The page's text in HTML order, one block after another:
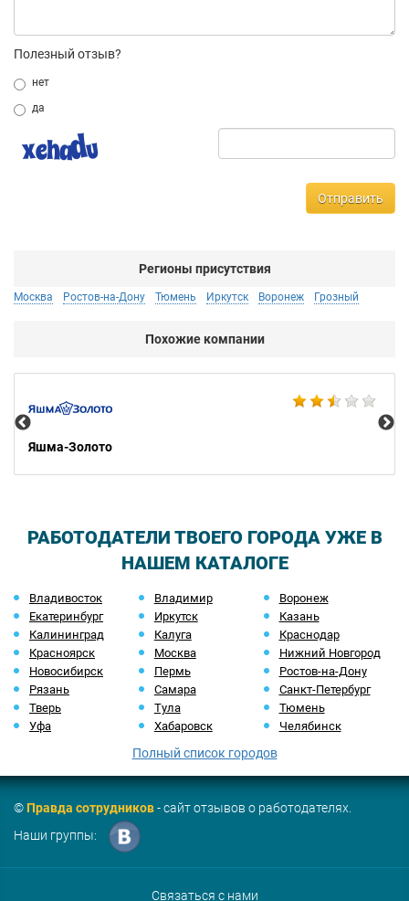
Полезный отзыв?
нет
да
Отправить
Регионы присутствия
Москва Ростов-на-Дону Тюмень Иркутск Воронеж Грозный
Похожие компании
Яшма-Золото
РАБОТОДАТЕЛИ ТВОЕГО ГОРОДА УЖЕ В
НАШЕМ КАТАЛОГЕ
Владивосток Владимир
Воронеж
Екатеринбург
Иркутск
Казань
Калининград
Калуга
Краснодар
Красноярск
Москва
Нижний Новгород
Новосибирск
Пермь
Ростов-на-Дону
Рязань
Самара
Санкт-Петербург
Тверь
Тула
Тюмень
Уфа
Хабаровск Челябинск
Полный список городов
©Правда сотрудников- сайт отзывов о работодателях.
Наши группы:
Связаться с нами